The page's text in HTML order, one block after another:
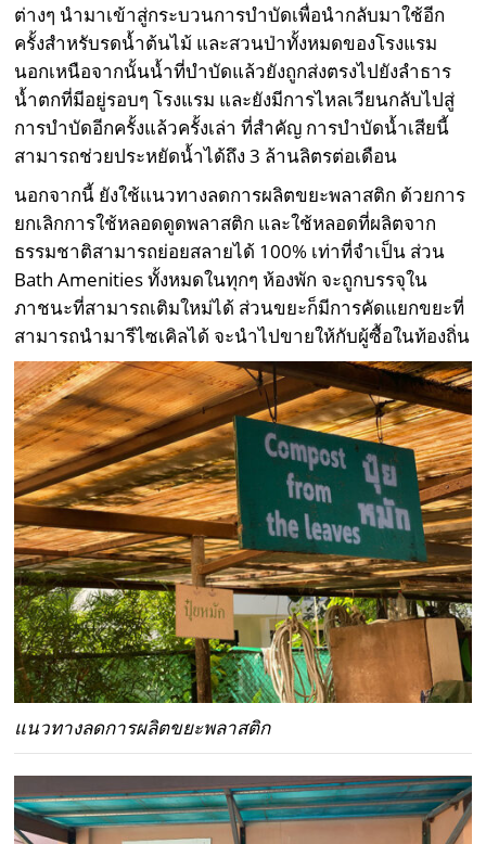
ต่างๆ นำมาเข้าสู่กระบวนการบำบัดเพื่อนำกลับมาใช้อีก
ครั้งสำหรับรดนํ้าต้นไม้ และสวนป่าทั้งหมดของโรงแรม
นอกเหนือจากนั้นนํ้าที่บำบัดแล้วยังถูกส่งตรงไปยังลำธาร
นํ้าตกที่มีอยู่รอบๆ โรงแรม และยังมีการไหลเวียนกลับไปสู่
การบำบัดอีกครั้งแล้วครั้งเล่า ที่สำคัญ การบำบัดน้ำเสียนี้
สามารถช่วยประหยัดน้ำได้ถึง 3 ล้านลิตรต่อเดือน
นอกจากนี้ ยังใช้แนวทางลดการผลิตขยะพลาสติก ด้วยการ
ยกเลิกการใช้หลอดดูดพลาสติก และใช้หลอดที่ผลิตจาก
ธรรมชาติสามารถย่อยสลายได้ 100% เท่าที่จำเป็น ส่วน
Bath Amenities ทั้งหมดในทุกๆ ห้องพัก จะถูกบรรจุใน
ภาชนะที่สามารถเติมใหม่ได้ ส่วนขยะก็มีการคัดแยกขยะที่
สามารถนำมารีไซเคิลได้ จะนำไปขายให้กับผู้ซื้อในท้องถิ่น
แนวทางลดการผลิตขยะพลาสติก